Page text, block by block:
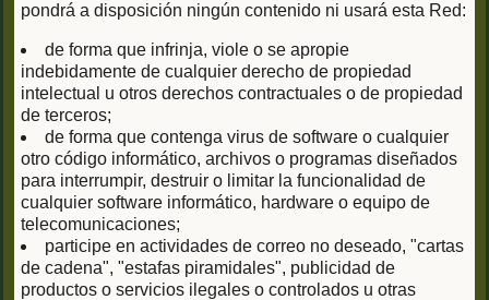
pondrá a disposición ningún contenido ni usará esta Red:
de forma que infrinja, viole o se apropie
indebidamente de cualquier derecho de propiedad
intelectual u otros derechos contractuales o de propiedad
de terceros;
de forma que contenga virus de software o cualquier
otro código informático, archivos o programas diseñados
para interrumpir, destruir o limitar la funcionalidad de
cualquier software informático, hardware o equipo de
telecomunicaciones;
participe en actividades de correo no deseado, "cartas
de cadena", "estafas piramidales", publicidad de
productos o servicios ilegales o controlados u otras